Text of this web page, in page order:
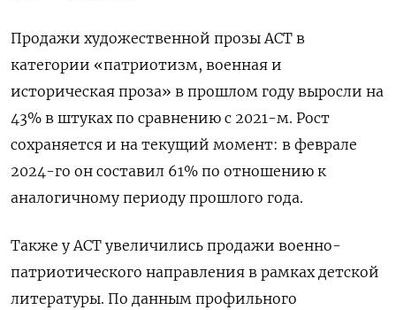
Продажи художественной прозы АСТ в
категории «патриотизм, военная и
историческая проза» в прошлом году выросли на
43% в штуках по сравнению с 2021-м. Рост
сохраняется и на текущий момент: в феврале
2024-го он составил 61% по отношению к
аналогичному периоду прошлого года.
Также у АСТ увеличились продажи военно-
патриотического направления в рамках детской
литературы. По данным профильного